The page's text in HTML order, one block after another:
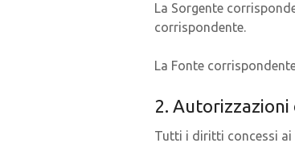
La Sorgente
corrispondente.
La Fonte
2. Autorizzazioni
Tutti i diritti concessi ai